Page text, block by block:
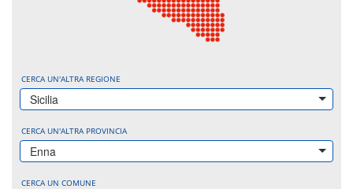
CERCA UN'ALTRA REGIONE
Sicilia
CERCA UN'ALTRA PROVINCIA
Enna
CERCA UN COMUNE